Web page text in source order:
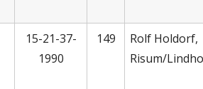
15-21-37-
1990
149
Rolf Holdorf,
Risum/